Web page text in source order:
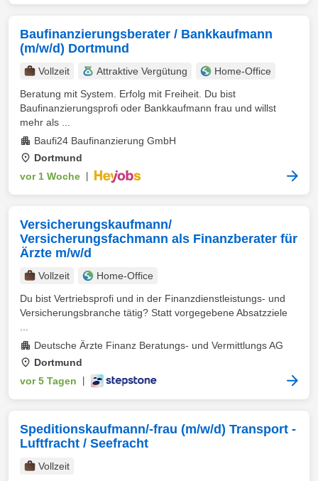
Baufinanzierungsberater / Bankkaufmann
(m/w/d) Dortmund
Vollzeit Attraktive Vergütung
Home-Office
Beratung mit System. Erfolg mit Freiheit. Du bist
Baufinanzierungsprofi oder Bankkaufmann frau und willst
mehr als ...
Baufi24 Baufinanzierung GmbH
Dortmund
vor 1 Woche
Versicherungskaufmann/
Versicherungsfachmann als Finanzberater für
Ärzte m/w/d
Vollzeit
Home-Office
Du bist Vertriebsprofi und in der Finanzdienstleistungs- und
Versicherungsbranche tätig? Statt vorgegebene Absatzziele
Deutsche Ärzte Finanz Beratungs- und Vermittlungs AG
Dortmund
vor 5 Tagen
Speditionskaufmann/-frau (m/w/d) Transport -
Luftfracht / Seefracht
Vollzeit